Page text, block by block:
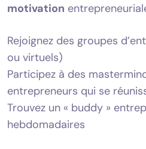
motivation
Rejoignez des groupes
ou virtuels)
Participez à des
entrepreneurs qui se
Trouvez un « buddy »
hebdomadaires